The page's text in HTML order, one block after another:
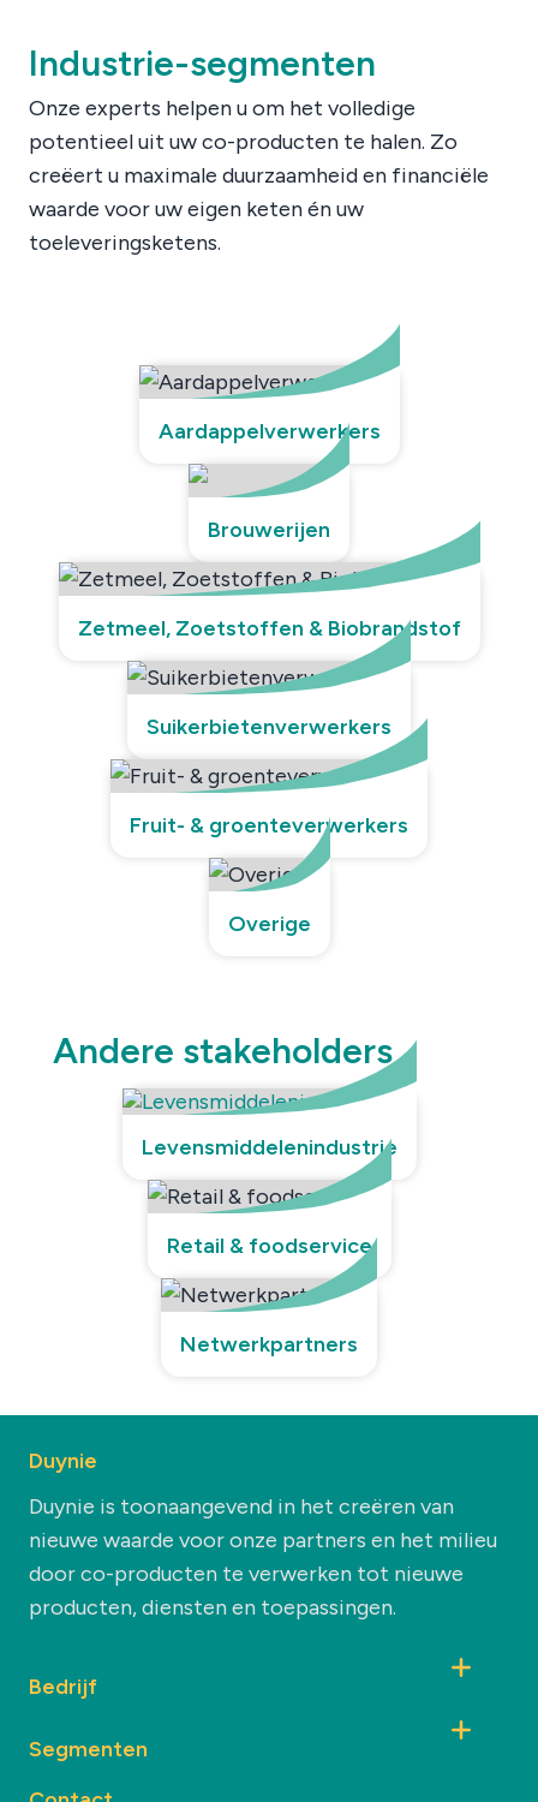
Industrie-segmenten
Onze experts helpen u om het volledige
potentieel uit uw co-producten te halen. Zo
creëert u maximale duurzaamheid en financiële
waarde voor uw eigen keten én uw
toeleveringsketens.
Aardappelverwerkers
Brouwerijen
Zetmeel, Zoetstoffen & Biobrandstof
Suikerbietenverwerkers
Fruit- & groenteverwerkers
Overige
Andere stakeholders
Levensmiddelenindustrie
Retail & foodservice
Netwerkpartners
Duynie
Duynie is toonaangevend in het creëren van
nieuwe waarde voor onze partners en het milieu
door co-producten te verwerken tot nieuwe
producten, diensten en toepassingen.
Bedrijf
Segmenten